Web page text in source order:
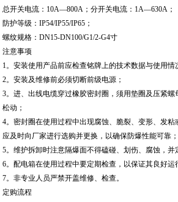
总开关电流：10A—800A；分开关电流：1A—630A；
防护等级：IP54/IP55/IP65；
螺纹规格：DN15-DN100/G1/2-G4寸
注意事项
1。安装使用产品前应检查铭牌上的技术数据与使用情
2。安装及维修前必须切断前级电源；
3。进、出线电缆穿过橡胶密封圈，须用垫圈及压紧
松动；
4。密封圈在使用过程中出现腐蚀、脆裂、变形、发粘
应及时向厂家进行选购并更换，以确保防爆性能可靠；
5。维护拆卸时注意隔爆面不得磕碰、划伤、腐蚀，并
6。配电箱在使用过程中要定期检查，以保证其良好运
7。非专业人员严禁开盖维修、检查。
定购流程